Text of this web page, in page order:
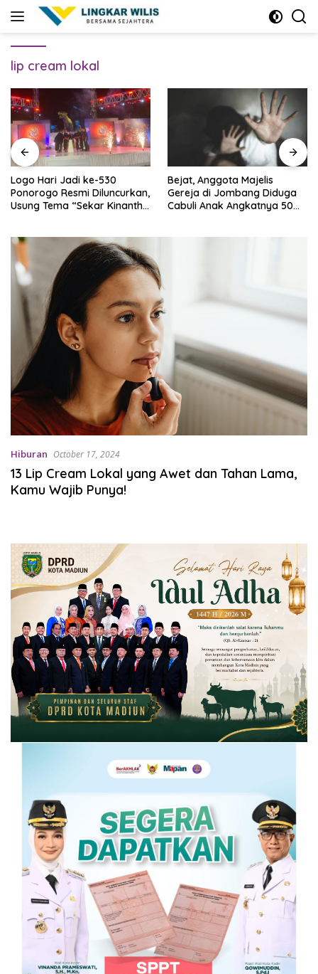
lip cream lokal
Logo Hari Jadi ke-530
Ponorogo Resmi Diluncurkan,
Usung Tema “Sekar Kinanthi,
Bejat, Anggota Majelis
Gereja di Jombang Diduga
Cabuli Anak Angkatnya 50
Hiburan October 17, 2024
13 Lip Cream Lokal yang Awet dan Tahan Lama,
Kamu Wajib Punya!